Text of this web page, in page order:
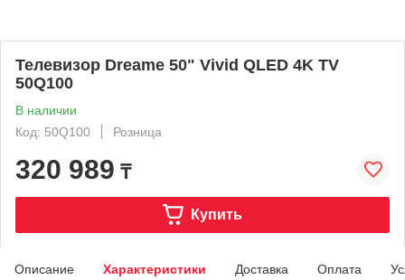
Телевизор Dreame 50" Vivid QLED 4K TV
50Q100
В наличии
Код: 50Q100
Розница
320 989 ₸
Купить
Описание Характеристики Доставка Оплата